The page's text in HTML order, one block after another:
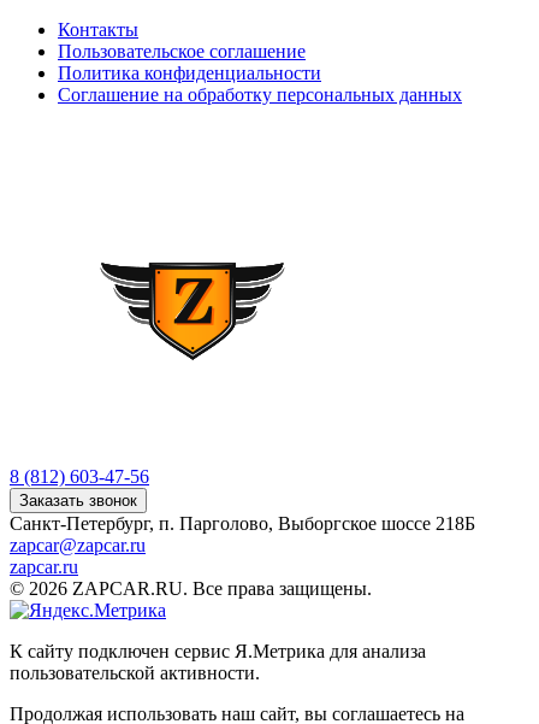
Контакты
Пользовательское соглашение
Политика конфиденциальности
Соглашение на обработку персональных данных
8 (812) 603-47-56
Заказать звонок
Санкт-Петербург, п. Парголово, Выборгское шоссе 218Б
zapcar@zapcar.ru
zapcar.ru
© 2026 ZAPCAR.RU. Все права защищены.
К сайту подключен сервис Я.Метрика для анализа
пользовательской активности.
Продолжая использовать наш сайт, вы соглашаетесь на